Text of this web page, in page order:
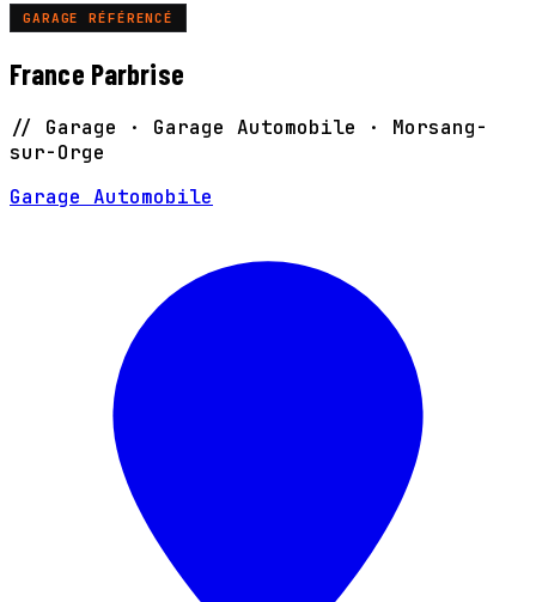
GARAGE RÉFÉRENCÉ
France Parbrise
// Garage · Garage Automobile · Morsang-
sur-Orge
Garage Automobile